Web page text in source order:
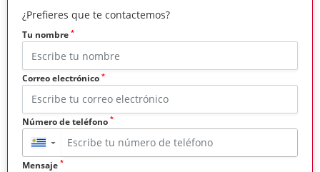
¿Prefieres que te contactemos?
Tu nombre *
Correo electrónico *
Número de teléfono *
▼
Mensaje *